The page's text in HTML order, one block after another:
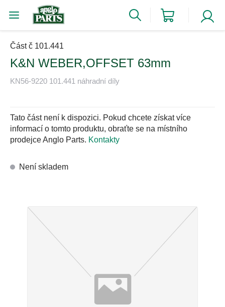
Část č 101.441
K&N WEBER,OFFSET 63mm
KN56-9220 101.441 náhradní díly
Tato část není k dispozici. Pokud chcete získat více
informací o tomto produktu, obraťte se na místního
prodejce Anglo Parts. Kontakty
Není skladem